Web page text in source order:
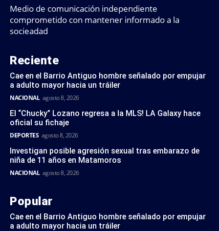
Medio de comunicación independiente
comprometido con mantener informado a la
socieadad
Reciente
Cae en el Barrio Antiguo hombre señalado por empujar
a adulto mayor hacia un tráiler
NACIONAL agosto 8, 2026
El “Chucky” Lozano regresa a la MLS! LA Galaxy hace
oficial su fichaje
DEPORTES agosto 8, 2026
Investigan posible agresión sexual tras embarazo de
niña de 11 años en Matamoros
NACIONAL agosto 8, 2026
Popular
Cae en el Barrio Antiguo hombre señalado por empujar
a adulto mayor hacia un tráiler